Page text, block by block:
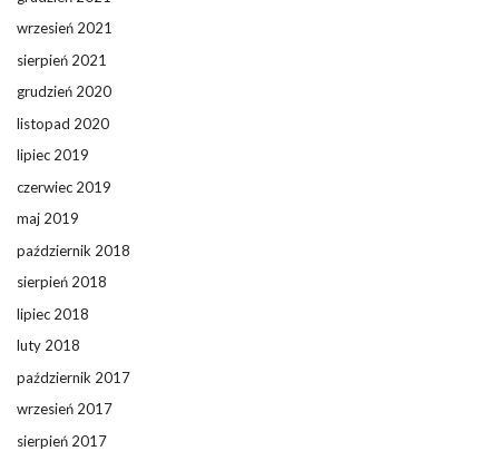
wrzesień 2021
sierpień 2021
grudzień 2020
listopad 2020
lipiec 2019
czerwiec 2019
maj 2019
październik 2018
sierpień 2018
lipiec 2018
luty 2018
październik 2017
wrzesień 2017
sierpień 2017